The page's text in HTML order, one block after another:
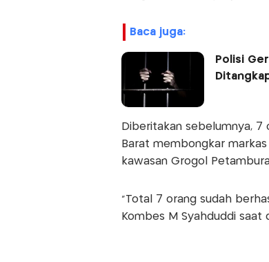
baca juga:
Polisi
Diberitakan sebelumnya,
Barat membongkar
kawasan Grogol
"Total 7 orang sudah
Kombes M Syahduddi saat